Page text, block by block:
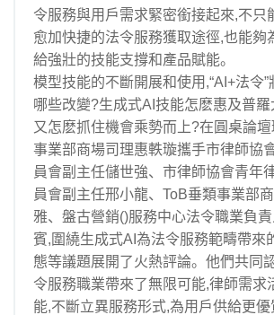
令服務與用戶需求緊密銜接起來,不只
愈加快捷的法令服務獲取途徑,也能夠
給強壯的技能支撐和產品賦能
模型技能的不斷開展和使用,“AI+法令
哪些改變?生成式AI技能怎麽惠及普
又怎麽抓住機會乘勢而上?在圓桌論
事業部商場司理惠軼璇攜手市律師協
員會副主任儲世強、市律師協會青年
員會副主任邢小龍、ToB垂類事業部
雅、盤古營銷()服務中心法令職業負
賓,圍繞生成式AI為法令服務範疇帶來
態等議題展開了火熱評論。他們共同
令服務職業帶來了無限可能,律師需求
能,不斷立異服務形式,為用戶供給更